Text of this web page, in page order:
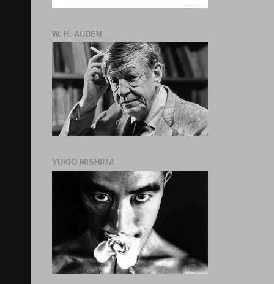
W. H. AUDEN
YUKIO MISHIMA